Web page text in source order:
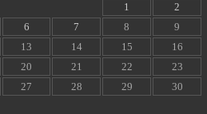
1
2
6 7 8
9
13 14 15
16
20 21 22
23
27 28 29
30